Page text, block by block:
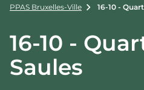
PPAS Bruxelles-Ville
16-10 -
16-10 -
Saules